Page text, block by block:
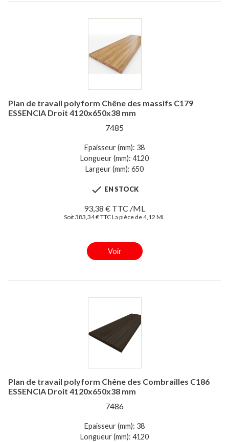
Plan de travail polyform Chêne des massifs C179
ESSENCIA Droit 4120x650x38 mm
7485
Epaisseur (mm): 38
Longueur (mm): 4120
Largeur (mm): 650
 EN STOCK
93,38 € TTC /ML
Soit 383,34 € TTC La pièce de 4,12 ML
Voir
Plan de travail polyform Chêne des Combrailles C186
ESSENCIA Droit 4120x650x38 mm
7486
Epaisseur (mm): 38
Longueur (mm): 4120